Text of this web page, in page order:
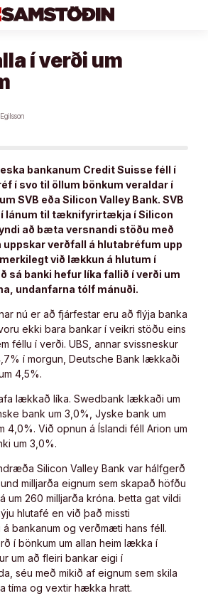
í verði um
bankanum Credit Suisse féll í
í svo til öllum bönkum veraldar í
SVB eða Silicon Valley Bank. SVB
lánum til tæknifyrirtækja í Silicon
að bæta versnandi stöðu með
verðfall á hlutabréfum upp
við lækkun á hlutum í
sá banki hefur líka fallið í verði um
undanfarna tólf mánuði.
nú er að fjárfestar eru að flýja banka
ekki bara bankar í veikri stöðu eins
féllu í verði. UBS, annar svissneskur
í morgun, Deutsche Bank lækkaði
4,5%.
lækkað líka. Swedbank lækkaði um
bank um 3,0%, Jyske bank um
4,0%. Við opnun á Íslandi féll Arion um
um 3,0%.
Silicon Valley Bank var hálfgerð
milljarða eignum sem skapað höfðu
um 260 milljarða króna. Þetta gat vildi
hlutafé en við það missti
á bankanum og verðmæti hans féll.
í bönkum um allan heim lækka í
um að fleiri bankar eigi í
séu með mikið af eignum sem skila
tíma og vextir hækka hratt.